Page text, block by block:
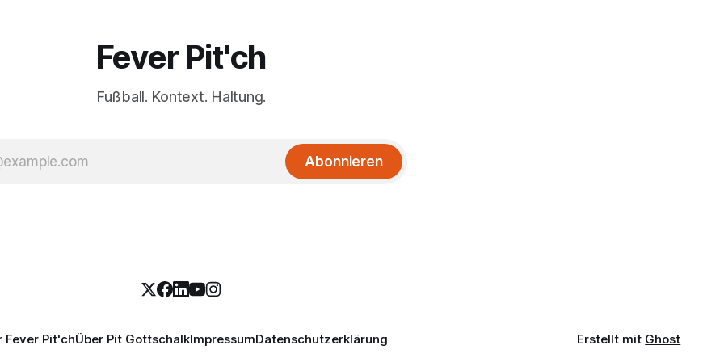
Fever Pit'ch
Fußball. Kontext. Haltung.
Abonnieren
Fever Pit'chÜber Pit GottschalkImpressumDatenschutzerklärung Erstellt mit Ghost